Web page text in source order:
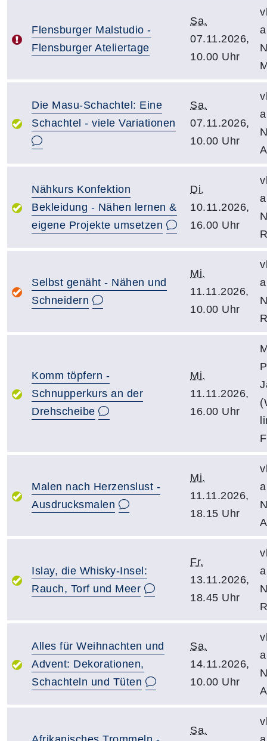
Flensburger Malstudio -
Flensburger Ateliertage
Sa.
07.11.2026,
10.00 Uhr
Die Masu-Schachtel: Eine
Schachtel - viele Variationen
Sa.
07.11.2026,
10.00 Uhr
Nähkurs Konfektion
Bekleidung - Nähen lernen &
eigene Projekte umsetzen
Di.
10.11.2026,
16.00 Uhr
Selbst genäht - Nähen und
Schneidern
Mi.
11.11.2026,
10.00 Uhr
Komm töpfern -
Schnupperkurs an der
Drehscheibe
Mi.
11.11.2026,
16.00 Uhr
Malen nach Herzenslust -
Ausdrucksmalen
Mi.
11.11.2026,
18.15 Uhr
Islay, die Whisky-Insel:
Rauch, Torf und Meer
Fr.
13.11.2026,
18.45 Uhr
Alles für Weihnachten und
Advent: Dekorationen,
Schachteln und Tüten
Sa.
14.11.2026,
10.00 Uhr
Sa.